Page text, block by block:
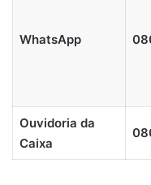
WhatsApp
Ouvidoria da
Caixa